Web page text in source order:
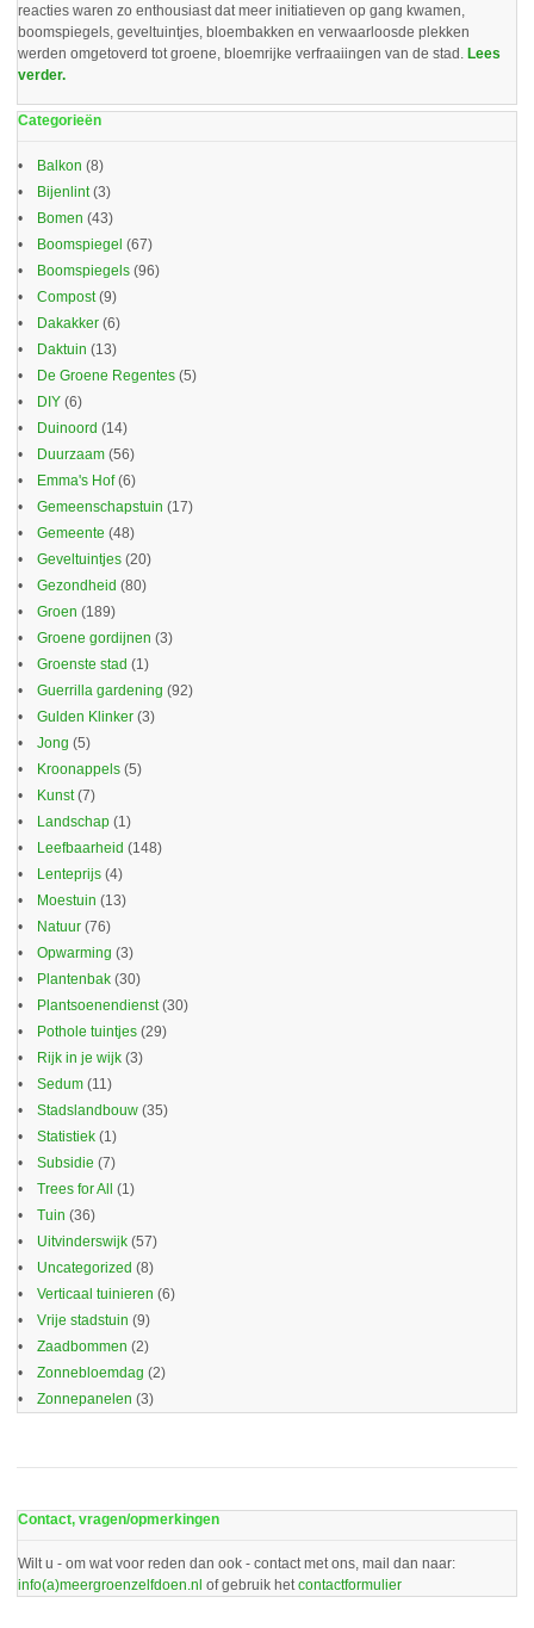
reacties waren zo enthousiast dat meer initiatieven op gang kwamen,
boomspiegels, geveltuintjes, bloembakken en verwaarloosde plekken
werden omgetoverd tot groene, bloemrijke verfraaiingen van de stad. Lees
verder.
Categorieën
Balkon (8)
Bijenlint(3)
Bomen (43)
Boomspiegel (67)
Boomspiegels (96)
Compost(9)
Dakakker (6)
Daktuin (13)
De Groene Regentes (5)
DIY (6)
Duinoord (14)
Duurzaam (56)
Emma's Hof(6)
Gemeenschapstuin (17)
Gemeente (48)
Geveltuintjes (20)
Gezondheid (80)
Groen (189)
Groene gordijnen (3)
Groenste stad (1)
Guerrilla gardening (92)
Gulden Klinker (3)
Jong (5)
Kroonappels (5)
Kunst(7)
Landschap (1)
Leefbaarheid (148)
Lenteprijs (4)
Moestuin (13)
Natuur (76)
Opwarming (3)
Plantenbak (30)
Plantsoenendienst(30)
Pothole tuintjes (29)
Rijk in je wijk (3)
Sedum (11)
Stadslandbouw (35)
Statistiek (1)
Subsidie (7)
Trees for All
(1)
Tuin (36)
Uitvinderswijk (57)
Uncategorized (8)
Verticaal tuinieren (6)
Vrije stadstuin (9)
Zaadbommen (2)
Zonnebloemdag (2)
Zonnepanelen (3)
Contact, vragen/opmerkingen
Wilt u - om wat voor reden dan ook - contact met ons, mail dan naar:
info(a)meergroenzelfdoen.nl of gebruik het contactformulier